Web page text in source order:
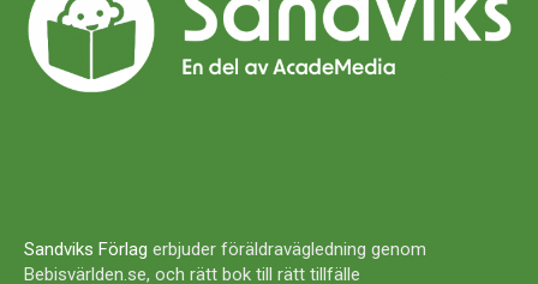
Sandviks Förlag erbjuder föräldravägledning genom
Bebisvärlden.se, och rätt bok till rätt tillfälle